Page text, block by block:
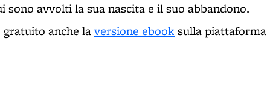
sono avvolti la sua nascita e il suo abbandono.
gratuito anche laversione ebook sulla piattaforma